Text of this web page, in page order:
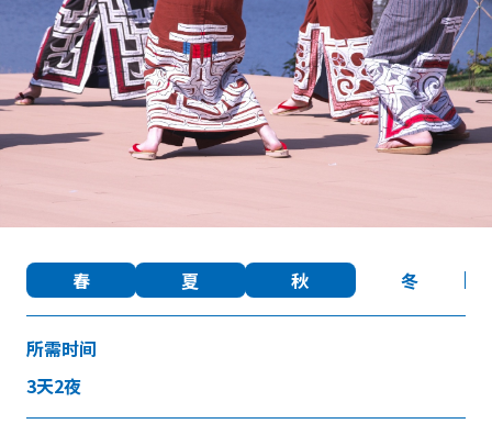
北海道简介
按旅游主题搜索
享受雨天
七个国立公园
邂逅美景
基础知识
图库影集
旅游手册
使用条款
关于我们
链接
春 夏 秋 冬
所需时间
3天2夜